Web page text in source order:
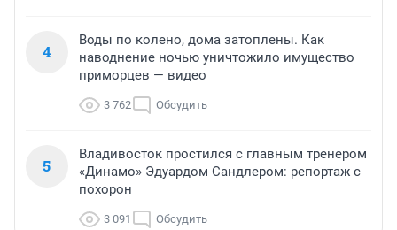
4
Воды по колено, дома затоплены. Как
наводнение ночью уничтожило имущество
приморцев — видео
3 762 Обсудить
5
Владивосток простился с главным тренером
«Динамо» Эдуардом Сандлером: репортаж с
похорон
3 091 Обсудить